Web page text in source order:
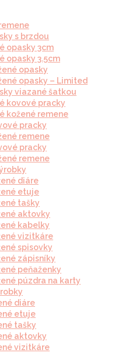
s brzdou
opasky 3cm
opasky 3.5cm
opasky
opasky – Limited
viazané šatkou
kovové pracky
kožené remene
pracky
remene
pracky
remene
diáre
etuje
tašky
aktovky
kabelky
vizitkáre
spisovky
zápisníky
peňaženky
púzdra na karty
diáre
etuje
tašky
aktovky
vizitkáre